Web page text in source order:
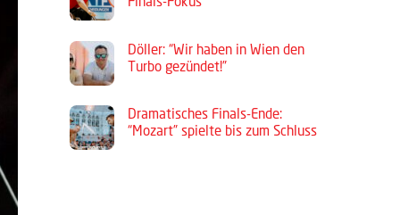
Döller: “Wir haben in Wien den
Turbo gezündet!”
Dramatisches Finals-Ende:
“Mozart” spielte bis zum Schluss